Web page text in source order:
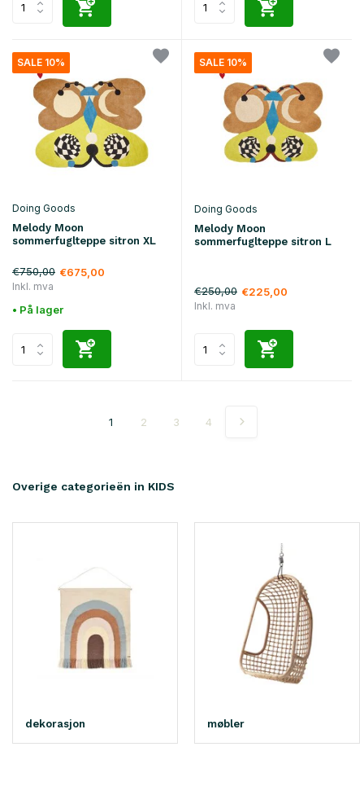
SALE 10%
Doing Goods
Melody Moon
sommerfuglteppe sitron XL
€750,00 €675,00
Inkl. mva
• På lager
SALE 10%
Doing Goods
Melody Moon
sommerfuglteppe sitron L
€250,00 €225,00
Inkl. mva
1 2 3 4
Overige categorieën in KIDS
dekorasjon møbler